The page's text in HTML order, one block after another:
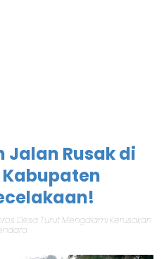
Jalan Rusak di
Desa Turut Mengalami Kerusakan